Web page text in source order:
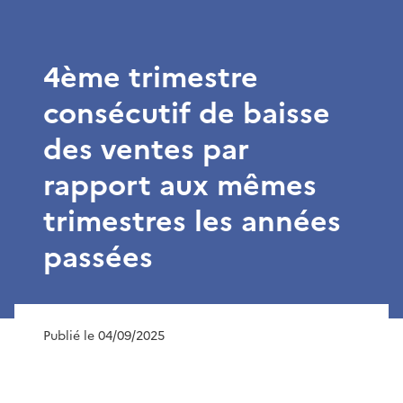
4ème trimestre
consécutif de baisse
des ventes par
rapport aux mêmes
trimestres les années
passées
Publié le 04/09/2025